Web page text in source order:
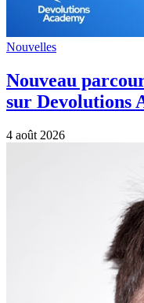
Nouvelles
Nouveau
sur Devolutions
4 août 2026